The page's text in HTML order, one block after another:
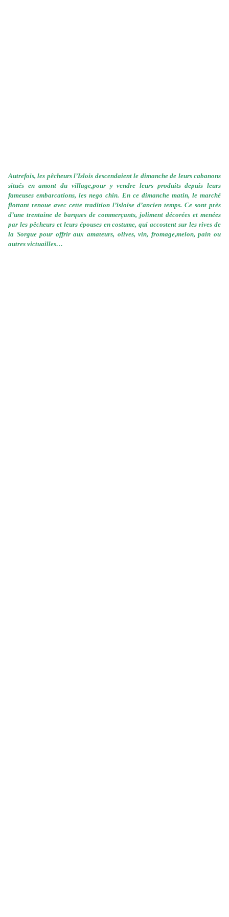
Autrefois, les pêcheurs l’Islois descendaient le dimanche de leurs cabanons
situés en amont du village,pour y vendre leurs produits depuis leurs
fameuses embarcations, les nego chin. En ce dimanche matin, le marché
flottant renoue avec cette tradition l’isloise d’ancien temps. Ce sont près
d’une trentaine de barques de commerçants, joliment décorées et menées
par les pêcheurs et leurs épouses en costume, qui accostent sur les rives de
la Sorgue pour offrir aux amateurs, olives, vin, fromage,melon, pain ou
autres victuailles…